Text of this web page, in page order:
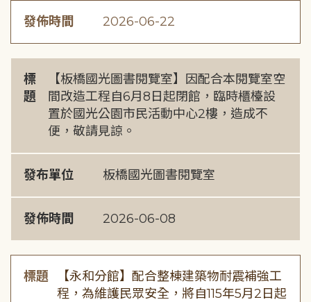
發佈時間 2026-06-22
標
題
【板橋國光圖書閱覽室】因配合本閱覽室空
間改造工程自6月8日起閉館，臨時櫃檯設
置於國光公園市民活動中心2樓，造成不
便，敬請見諒。
發布單位 板橋國光圖書閱覽室
發佈時間 2026-06-08
標題
【永和分館】配合整棟建築物耐震補強工
程，為維護民眾安全，將自115年5月2日起